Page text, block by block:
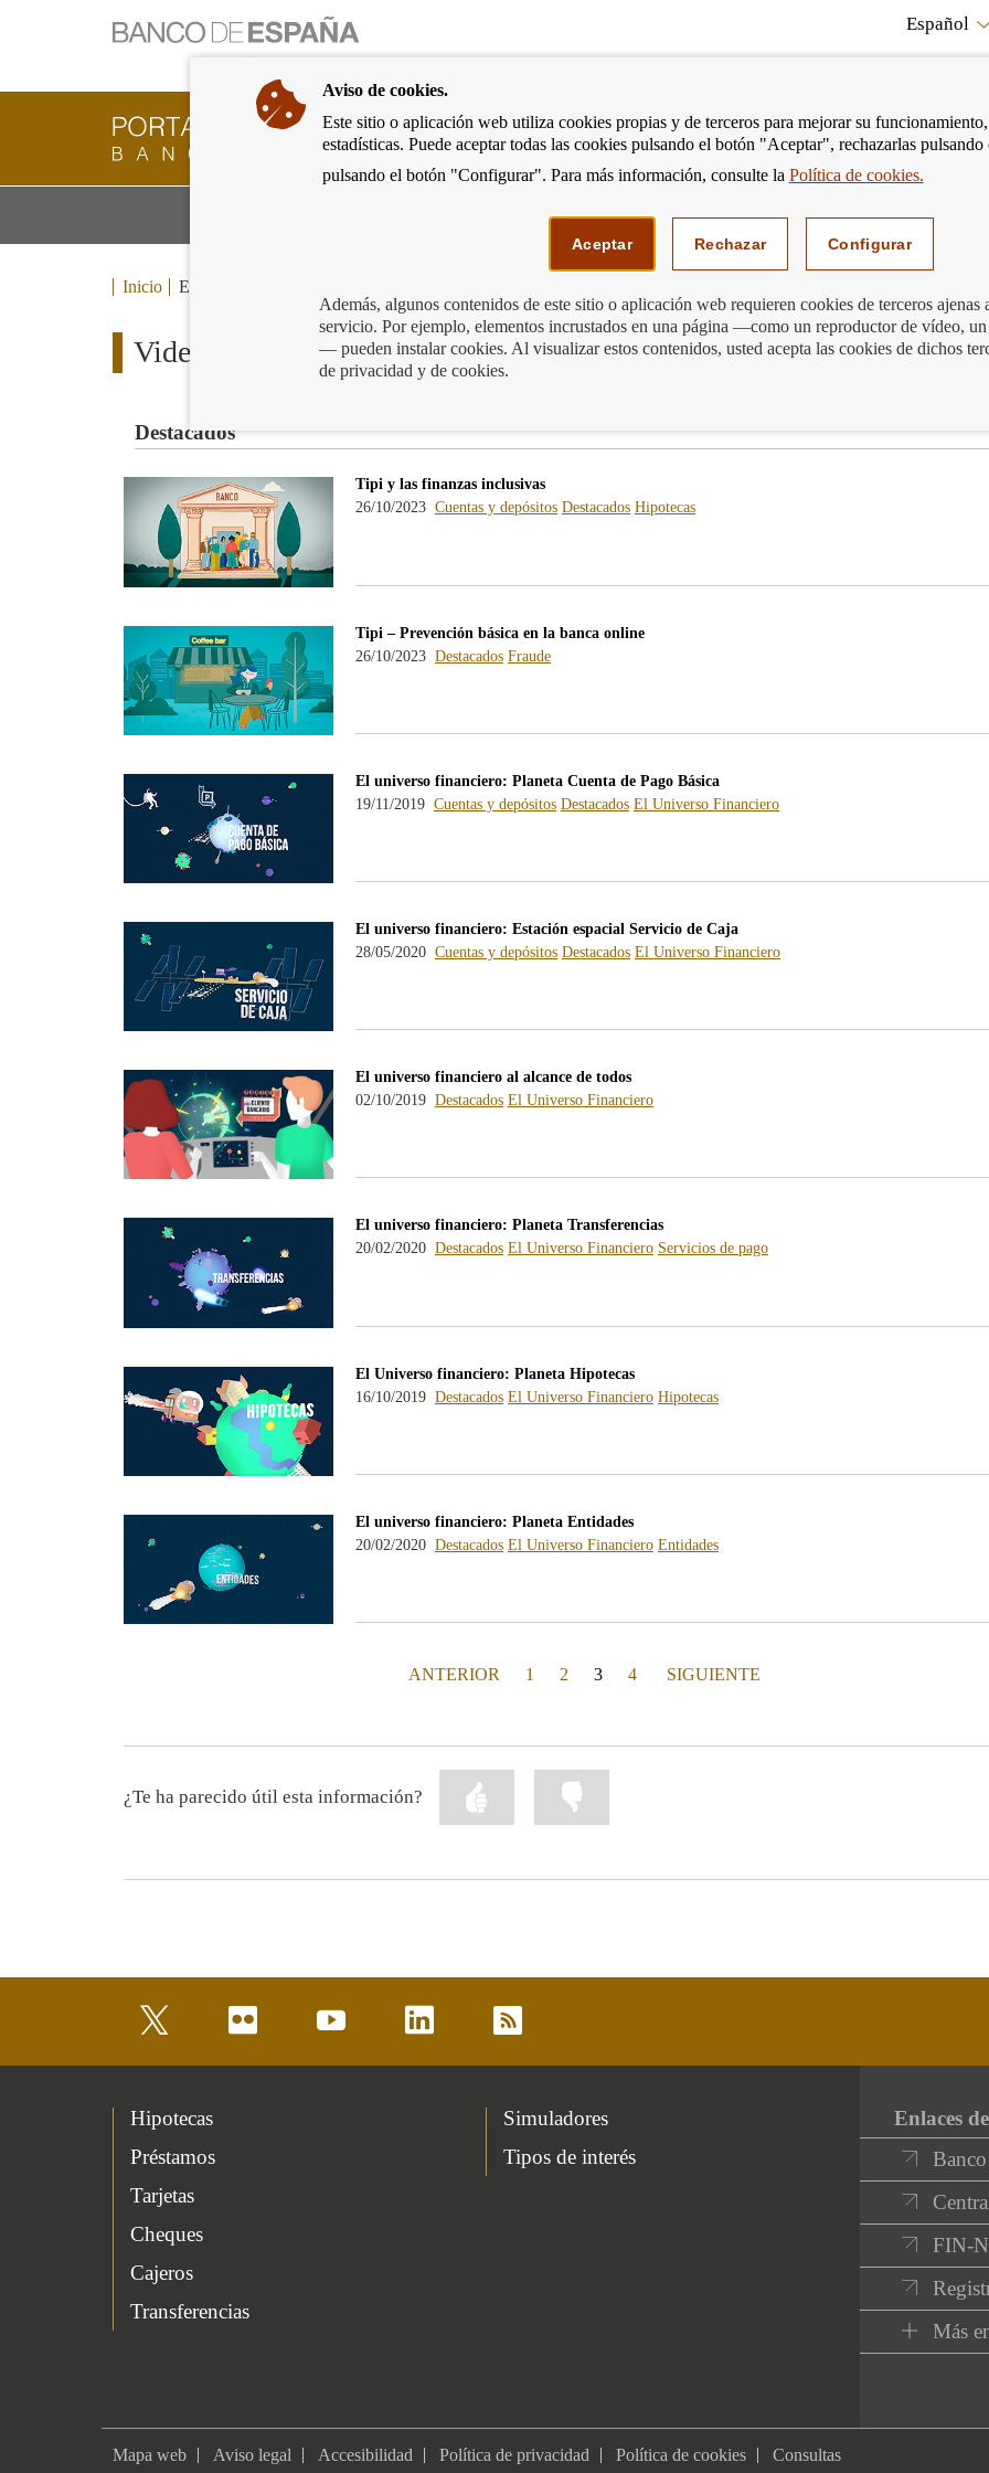
Ir
a
página
de
inicio
del
Español
Cliente
Bancario
Banco
ir
a
Podemos ayudarte Mostrar
menú
Inicio Educación financiera
Videos
Destacados
Tipi y las finanzas inclusivas
26/10/2023 Cuentas y depósitos Destacados Hipotecas
Tipi – Prevención básica en la banca online
26/10/2023 Destacados Fraude
El universo financiero: Planeta Cuenta de Pago Básica
19/11/2019 Cuentas y depósitos Destacados El Universo Financiero
El universo financiero: Estación espacial Servicio de Caja
28/05/2020 Cuentas y depósitos Destacados El Universo Financiero
El universo financiero al alcance de todos
02/10/2019 Destacados El Universo Financiero
El universo financiero: Planeta Transferencias
20/02/2020 Destacados El Universo Financiero Servicios de pago
El Universo financiero: Planeta Hipotecas
16/10/2019 Destacados El Universo Financiero Hipotecas
El universo financiero: Planeta Entidades
20/02/2020 Destacados El Universo Financiero Entidades
PÁGINA
ANTERIOR 1 2 3 (actual)
4 PÁGINA
SIGUIENTE
¿Te ha parecido útil esta información?
Marcar
información
flickr youtube linkedin rss
Hipotecas
Préstamos
Tarjetas
Cheques
Cajeros
Transferencias
Simuladores
Tipos de interés
Enlaces
FIN-
Más
Mapa web Aviso legal Accesibilidad Política de privacidad Política de cookies Consultas
Aviso de cookies.
Este sitio o aplicación web utiliza cookies propias y de terceros para mejorar su
estadísticas. Puede aceptar todas las cookies pulsando el botón "Aceptar", rechazarlas
pulsando el botón "Configurar". Para más información, consulte la Política de cookies.
Aceptar Rechazar Configurar
Además, algunos contenidos de este sitio o aplicación web requieren cookies de terceros ajenas
servicio. Por ejemplo, elementos incrustados en una página —como un reproductor de vídeo, un
— pueden instalar cookies. Al visualizar estos contenidos, usted acepta las cookies de dichos
de privacidad y de cookies.